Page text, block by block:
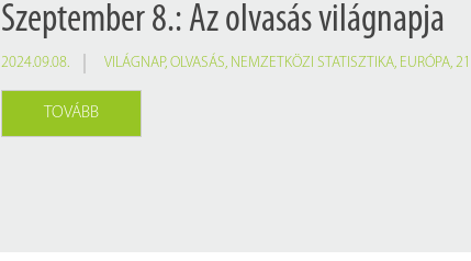
Szeptember 8.: Az olvasás világnapja
2024.09.08. VILÁGNAP,OLVASÁS, NEMZETKÖZI STATISZTIKA, EURÓPA,
TOVÁBB